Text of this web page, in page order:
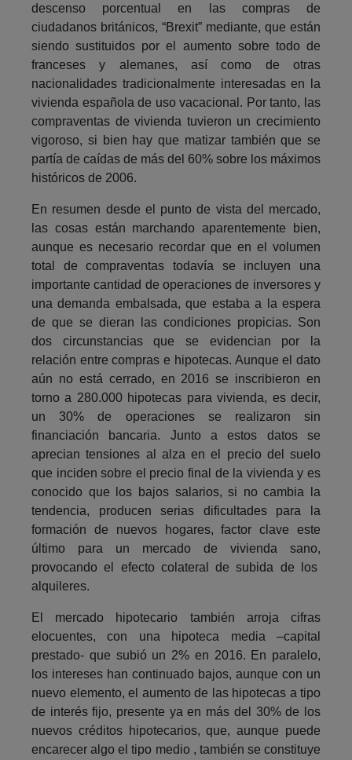
descenso porcentual en las compras de
ciudadanos británicos, “Brexit” mediante, que están
siendo sustituidos por el aumento sobre todo de
franceses y alemanes, así como de otras
nacionalidades tradicionalmente interesadas en la
vivienda española de uso vacacional. Por tanto, las
compraventas de vivienda tuvieron un crecimiento
vigoroso, si bien hay que matizar también que se
partía de caídas de más del 60% sobre los máximos
históricos de 2006.
En resumen desde el punto de vista del mercado,
las cosas están marchando aparentemente bien,
aunque es necesario recordar que en el volumen
total de compraventas todavía se incluyen una
importante cantidad de operaciones de inversores y
una demanda embalsada, que estaba a la espera
de que se dieran las condiciones propicias. Son
dos circunstancias que se evidencian por la
relación entre compras e hipotecas. Aunque el dato
aún no está cerrado, en 2016 se inscribieron en
torno a 280.000 hipotecas para vivienda, es decir,
un 30% de operaciones se realizaron sin
financiación bancaria. Junto a estos datos se
aprecian tensiones al alza en el precio del suelo
que inciden sobre el precio final de la vivienda y es
conocido que los bajos salarios, si no cambia la
tendencia, producen serias dificultades para la
formación de nuevos hogares, factor clave este
último para un mercado de vivienda sano,
provocando el efecto colateral de subida de los
alquileres.
El mercado hipotecario también arroja cifras
elocuentes, con una hipoteca media –capital
prestado- que subió un 2% en 2016. En paralelo,
los intereses han continuado bajos, aunque con un
nuevo elemento, el aumento de las hipotecas a tipo
de interés fijo, presente ya en más del 30% de los
nuevos créditos hipotecarios, que, aunque puede
encarecer algo el tipo medio , también se constituye